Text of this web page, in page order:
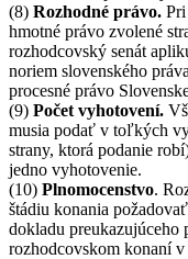
(8) Rozhodné právo.
hmotné právo zvolené
rozhodcovský senát
noriem slovenského
procesné právo
(9) Počet vyhotovení.
musia podať v toľkých
strany, ktorá podanie
jedno vyhotovenie.
(10) Plnomocenstvo.
štádiu konania
dokladu
rozhodcovskom konaní v